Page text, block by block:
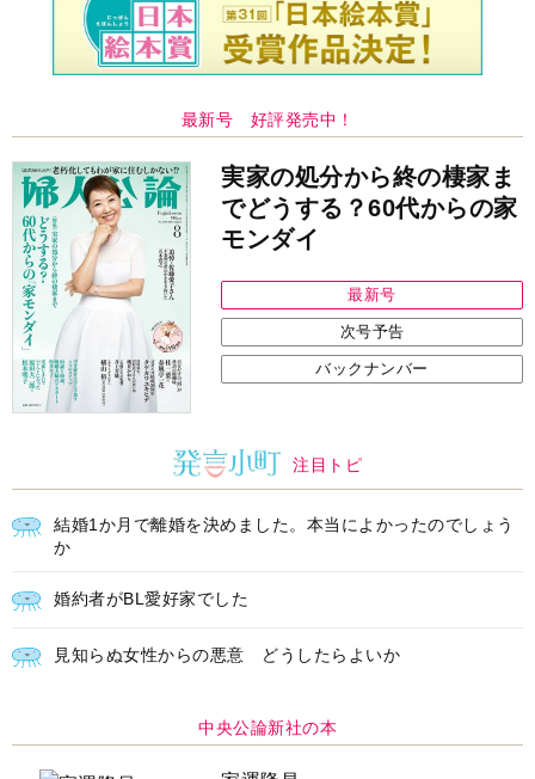
最新号 好評発売中！
実家の処分から終の棲家ま
でどうする？60代からの家
モンダイ
最新号
次号予告
バックナンバー
注目トピ
結婚1か月で離婚を決めました。本当によかったのでしょう
か
婚約者がBL愛好家でした
見知らぬ女性からの悪意 どうしたらよいか
中央公論新社の本